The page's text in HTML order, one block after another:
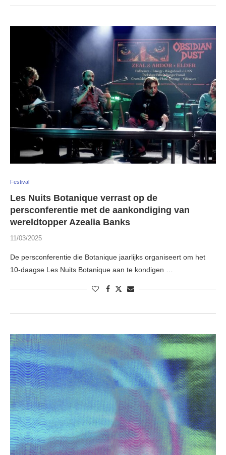
Festival
Les Nuits Botanique verrast op de
persconferentie met de aankondiging van
wereldtopper Azealia Banks
11/03/2025
De persconferentie die Botanique jaarlijks organiseert om het
10-daagse Les Nuits Botanique aan te kondigen …